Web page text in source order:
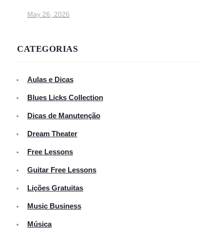
May 26, 2026
CATEGORIAS
Aulas e Dicas
Blues Licks Collection
Dicas de Manutenção
Dream Theater
Free Lessons
Guitar Free Lessons
Lições Gratuitas
Music Business
Música